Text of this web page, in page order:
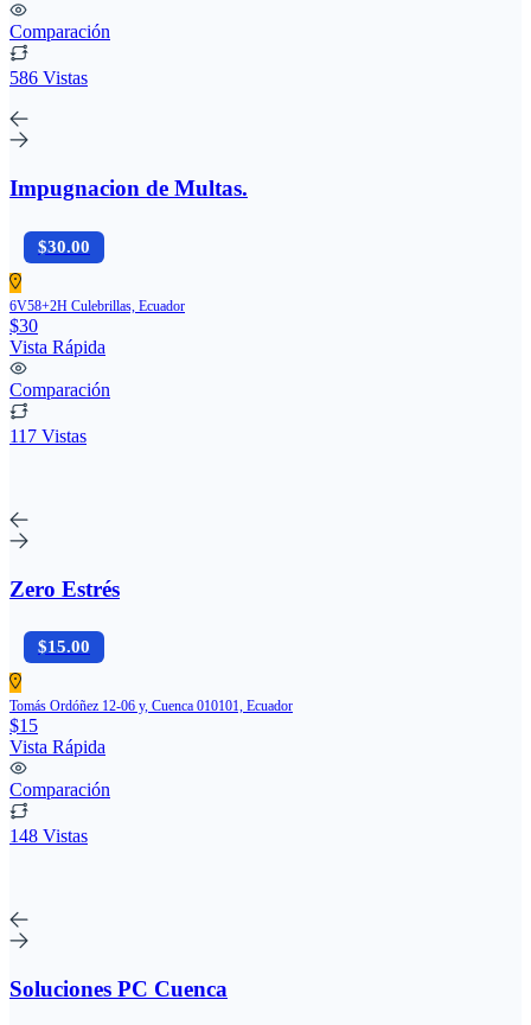
Comparación
586 Vistas
Impugnacion de Multas.
$30.00
6V58+2H Culebrillas, Ecuador
$30
Vista Rápida
Comparación
117 Vistas
Zero Estrés
$15.00
Tomás Ordóñez 12-06 y, Cuenca 010101, Ecuador
$15
Vista Rápida
Comparación
148 Vistas
Soluciones PC Cuenca